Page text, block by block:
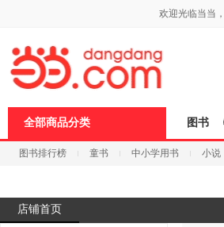
欢迎光临当当
全部商品分类 图书
图书排行榜 童书 中小学用书 小说
店铺首页
页
浪